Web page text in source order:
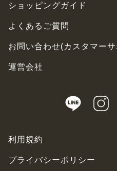
ショッピングガイド
よくあるご質問
お問い合わせ(カスタマー
運営会社
利用規約
プライバシーポリシー